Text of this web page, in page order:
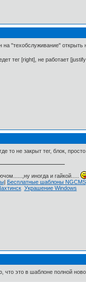
на "техобслуживание"
тег [right], не работает
то не закрыт тег, блок,
иногда и гайкой.....
|
Бесплатные шаблоны NGCMS
Украшение Windows
что это в шаблоне полной